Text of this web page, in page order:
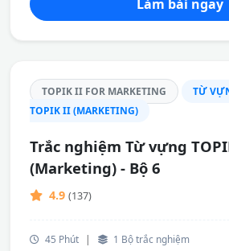
Làm bài ngay
TOPIK II FOR MARKETING
TỪ
TOPIK II (MARKETING)
Trắc nghiệm Từ vựng
(Marketing) - Bộ 6
4.9 (137)
45 Phút | 1 Bộ trắc nghiệm